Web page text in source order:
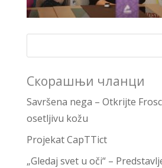
Скорашњи чланци
Savršena nega – Otkrijte
osetljivu kožu
Projekat CapTTict
„Gledaj svet u oči“ –